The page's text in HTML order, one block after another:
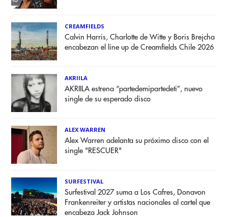
CREAMFIELDS
Calvin Harris, Charlotte de Witte y Boris Brejcha
encabezan el line up de Creamfields Chile 2026
AKRIILA
AKRIILA estrena “partedemipartedeti”, nuevo
single de su esperado disco
ALEX WARREN
Alex Warren adelanta su próximo disco con el
single "RESCUER"
SURFESTIVAL
Surfestival 2027 suma a Los Cafres, Donavon
Frankenreiter y artistas nacionales al cartel que
encabeza Jack Johnson